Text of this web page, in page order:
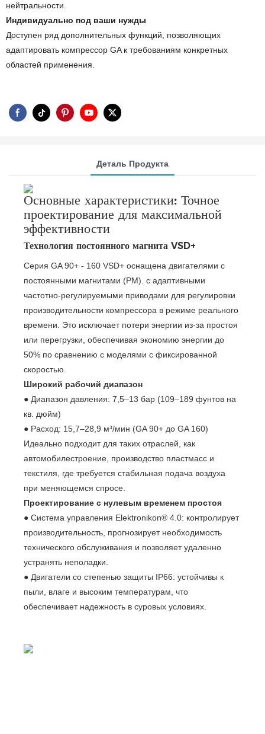
нейтральности.
Индивидуально под ваши нужды
Доступен ряд дополнительных функций, позволяющих
адаптировать компрессор GA к требованиям конкретных
областей применения.
Деталь Продукта
Основные характеристики: Точное
проектирование для максимальной
эффективности
Технология постоянного магнита VSD+
Серия GA 90+ - 160 VSD+ оснащена двигателями с
постоянными магнитами (PM). с адаптивными
частотно-регулируемыми приводами для регулировки
производительности компрессора в режиме реального
времени. Это исключает потери энергии из-за простоя
или перегрузки, обеспечивая экономию энергии до
50% по сравнению с моделями с фиксированной
скоростью.
Широкий рабочий диапазон
● Диапазон давления: 7,5–13 бар (109–189 фунтов на
кв. дюйм)
● Расход: 15,7–28,9 м³/мин (GA 90+ до GA 160)
Идеально подходит для таких отраслей, как
автомобилестроение, производство пластмасс и
текстиля, где требуется стабильная подача воздуха
при меняющемся спросе.
Проектирование с нулевым временем простоя
● Система управления Elektronikon® 4.0: контролирует
производительность, прогнозирует необходимость
технического обслуживания и позволяет удаленно
устранять неполадки.
● Двигатели со степенью защиты IP66: устойчивы к
пыли, влаге и высоким температурам, что
обеспечивает надежность в суровых условиях.